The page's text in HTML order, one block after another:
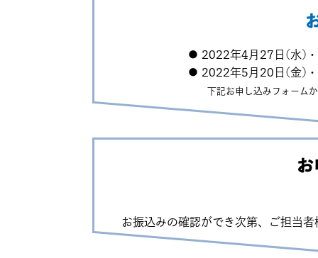
● 2022年4月27日(水)・
● 2022年5月20日(金)・
下記お申し込みフォーム
お振込みの確認ができ次第、ご担当